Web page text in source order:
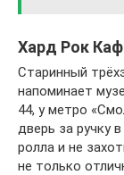
Хард Рок
Старинный
напоминает
44, у метро
дверь за ручку
ролла и не
не только